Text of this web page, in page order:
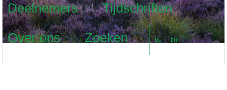
Deelnemers
Tijdschriften
Over ons
Zoeken NL EN